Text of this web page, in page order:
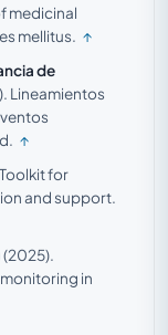
medicinal
mellitus. ↑
de
Lineamientos
↑
Toolkit for
and support.
(2025).
in